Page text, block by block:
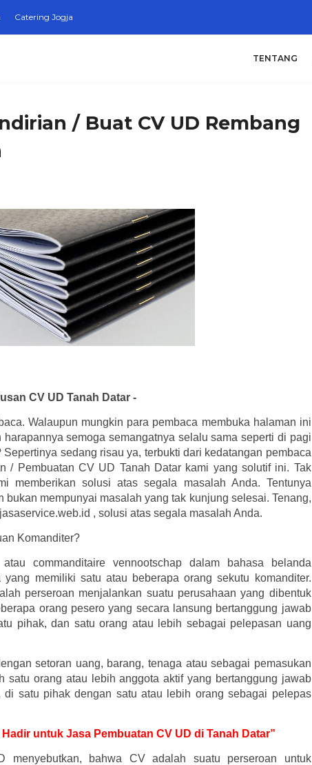
Catering Jogja
TENTANG
/ Buat CV UD Rembang
CV UD Tanah Datar -
Walaupun mungkin para pembaca membuka halaman ini
semoga semangatnya selalu sama seperti di pagi
Sepertinya sedang risau ya, terbukti dari kedatangan pembaca
/ Pembuatan CV UD Tanah Datar kami yang solutif ini. Tak
memberikan solusi atas segala masalah Anda. Tentunya
bukan mempunyai masalah yang tak kunjung selesai. Tenang,
, solusi atas segala masalah Anda.
Komanditer?
atau commanditaire vennootschap dalam bahasa belanda
yang memiliki satu atau beberapa orang sekutu komanditer.
perseroan menjalankan suatu perusahaan yang dibentuk
orang pesero yang secara lansung bertanggung jawab
pihak, dan satu orang atau lebih sebagai pelepasan uang
setoran uang, barang, tenaga atau sebagai pemasukan
satu orang atau lebih anggota aktif yang bertanggung jawab
di satu pihak dengan satu atau lebih orang sebagai pelepas
untuk Jasa Pembuatan CV UD di Tanah Datar”
menyebutkan, bahwa CV adalah suatu perseroan untuk